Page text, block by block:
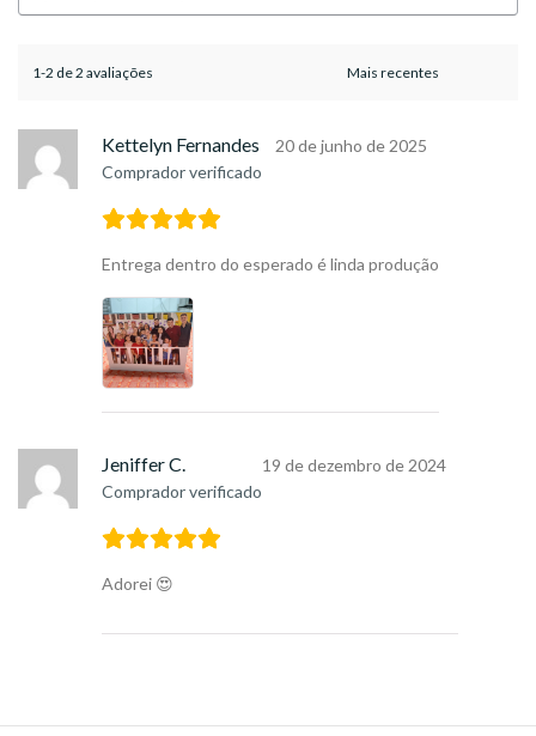
1-2 de 2 avaliações
Kettelyn Fernandes
Comprador verificado
20 de junho de 2025
Entrega dentro do esperado é linda produção
Jeniffer C.
Comprador verificado
19 de dezembro de 2024
Adorei 😍